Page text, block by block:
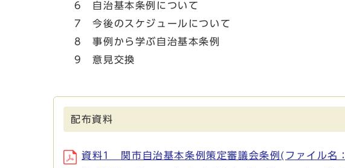
6 自治基本条例について
7 今後のスケジュールについて
8 事例から学ぶ自治基本条例
9 意見交換
配布資料
資料1 関市自治基本条例策定審議会条例(ファイル名：